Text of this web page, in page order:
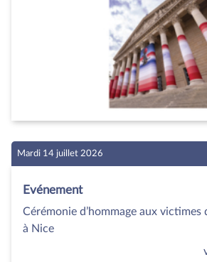
Mardi 14 juillet 2026
Evénement
Cérémonie d’hommage aux
à Nice